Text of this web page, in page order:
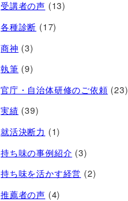
受講者の声 (13)
各種診断 (17)
商神 (3)
執筆 (9)
官庁・自治体研修のご依頼 (23)
実績 (39)
就活決断力 (1)
持ち味の事例紹介 (3)
持ち味を活かす経営​ (2)
推薦者の声 (4)